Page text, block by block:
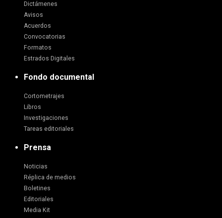
Dictámenes
Avisos
Acuerdos
Convocatorias
Formatos
Estrados Digitales
Fondo documental
Cortometrajes
Libros
Investigaciones
Tareas editoriales
Prensa
Noticias
Réplica de medios
Boletines
Editoriales
Media Kit